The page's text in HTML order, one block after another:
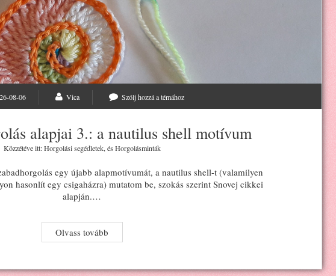
08-06 Vica Szólj hozzá a témához
alapjai 3.: a nautilus shell motívum
Közzétéve itt:Horgolási segédletek, ésHorgolásminták
egy újabb alapmotívumát, a nautilus shell-t (valamilyen
hasonlít egy csigaházra) mutatom be, szokás szerint Snovej cikkei
alapján.…
Olvass tovább
szabadhorgolás
3.: